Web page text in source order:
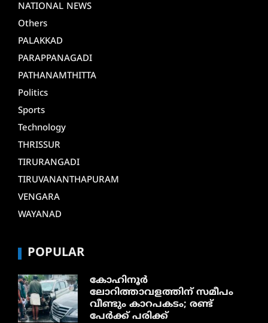
NATIONAL NEWS
Others
PALAKKAD
PARAPPANAGADI
PATHANAMTHITTA
Politics
Sports
Technology
THRISSUR
TIRURANGADI
TIRUVANANTHAPURAM
VENGARA
WAYANAD
POPULAR
കോഹിനൂർ
ലോറിത്താവളത്തിന് സമീപം
വീണ്ടും കാറപകടം; രണ്ട്
പേർക്ക് പരിക്ക്